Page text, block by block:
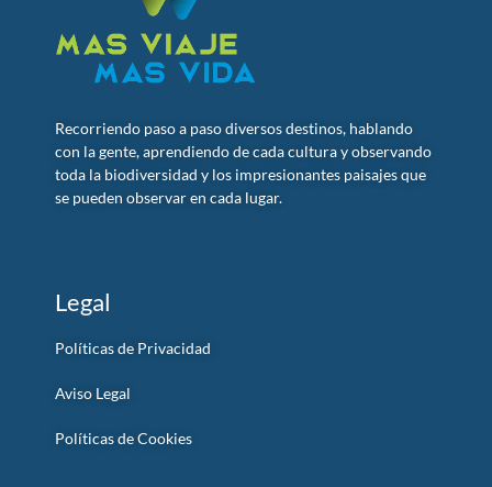
Recorriendo paso a paso diversos destinos, hablando
con la gente, aprendiendo de cada cultura y observando
toda la biodiversidad y los impresionantes paisajes que
se pueden observar en cada lugar.
Legal
Políticas de Privacidad
Aviso Legal
Políticas de Cookies